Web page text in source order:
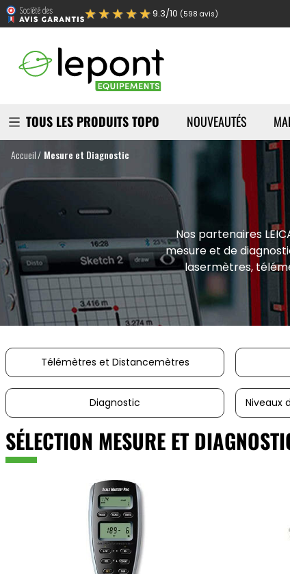
★★★★★9.3/10 (598 avis)
TOUS LES PRODUITS TOPO NOUVEAUTÉS
Accueil Mesure et Diagnostic
Nos partenaires
mesure et de
lasermètres,
Télémètres et Distancemètres
Diagnostic Niveaux
SÉLECTION MESURE ET
ajouter au panier